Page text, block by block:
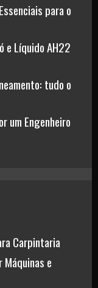
para o
e Líquido AH22
tudo o
um Engenheiro
Carpintaria
e